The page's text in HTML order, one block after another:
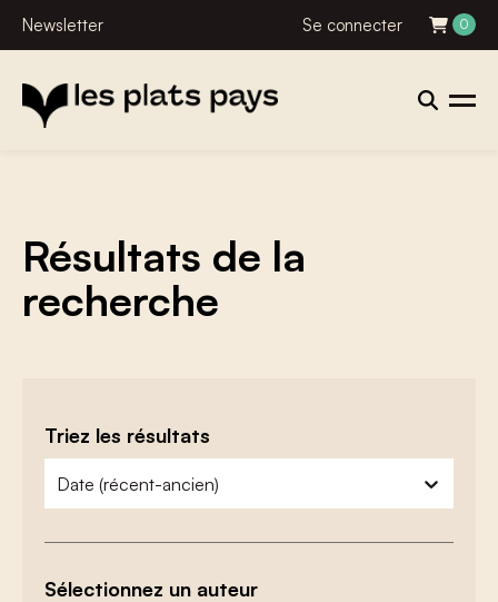
Newsletter Se connecter 0
Résultats de la
recherche
Triez les résultats
zoeken - sorteer
trier le contenu
Sélectionnez un auteur